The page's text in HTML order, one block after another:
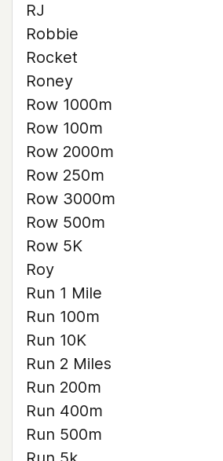
RJ
Robbie
Rocket
Roney
Row 1000m
Row 100m
Row 2000m
Row 250m
Row 3000m
Row 500m
Row 5K
Roy
Run 1 Mile
Run 100m
Run 10K
Run 2 Miles
Run 200m
Run 400m
Run 500m